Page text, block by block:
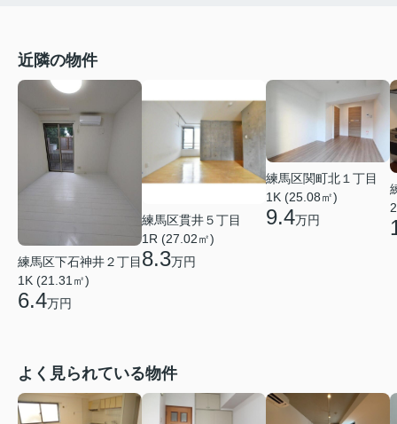
近隣の物件
練馬区下石神井２丁目
1K (21.31㎡)
6.4万円
練馬区貫井５丁目
1R (27.02㎡)
8.3万円
練馬区関町北１丁目
1K (25.08㎡)
9.4万円
よく見られている物件